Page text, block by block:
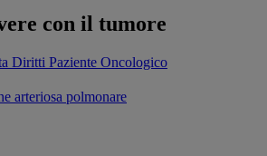
con il tumore
Diritti Paziente Oncologico
arteriosa polmonare